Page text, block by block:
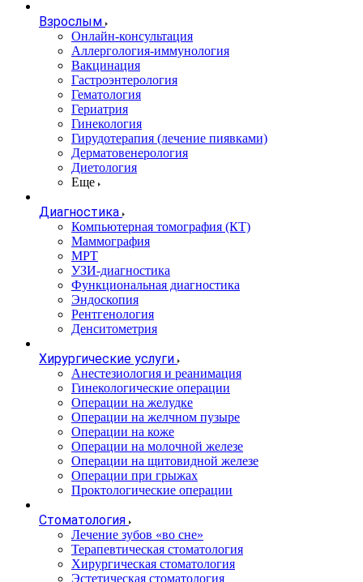
Взрослым
Онлайн-консультация
Аллергология-иммунология
Вакцинация
Гастроэнтерология
Гематология
Гериатрия
Гинекология
Гирудотерапия (лечение пиявками)
Дерматовенерология
Диетология
Еще
Диагностика
Компьютерная томография (КТ)
Маммография
МРТ
УЗИ-диагностика
Функциональная диагностика
Эндоскопия
Рентгенология
Денситометрия
Хирургические услуги
Анестезиология и реанимация
Гинекологические операции
Операции на желудке
Операции на желчном пузыре
Операции на коже
Операции на молочной железе
Операции на щитовидной железе
Операции при грыжах
Проктологические операции
Стоматология
Лечение зубов «во сне»
Терапевтическая стоматология
Хирургическая стоматология
Эстетическая стоматология